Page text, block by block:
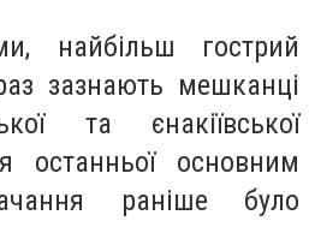
найбільш гострий
зазнають мешканці
та єнакіївської
останньої основним
раніше було